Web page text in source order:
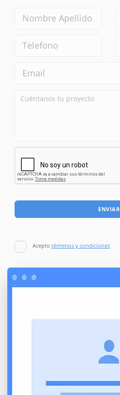
ENVIAR
Acepto términos y condiciones